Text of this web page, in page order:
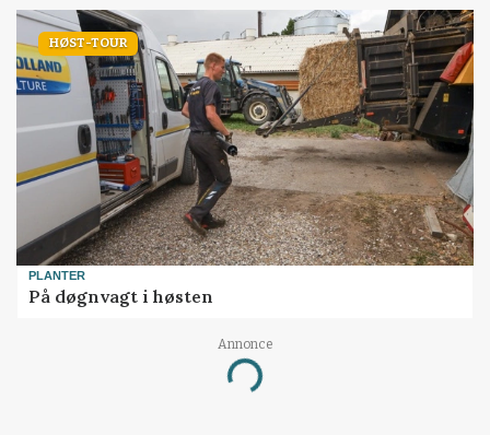
HØST-TOUR
PLANTER
På døgnvagt i høsten
Annonce
Loading...